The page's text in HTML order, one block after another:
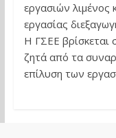
εργασιών λιμένος
εργασίας
Η ΓΣΕΕ
ζητά από τα
επίλυση των